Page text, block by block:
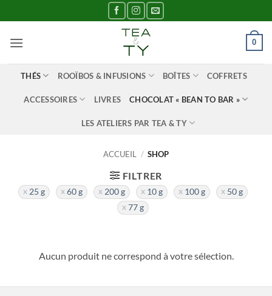
au
contenu
0
THÉS ROOÏBOS & INFUSIONS BOÎTES COFFRETS
ACCESSOIRES LIVRES CHOCOLAT « BEAN TO BAR »
LES ATELIERS PAR TEA & TY
ACCUEIL / SHOP
FILTRER
25 g 60 g 200 g 10 g 100 g
50 g
77 g
Aucun produit ne correspond à votre sélection.